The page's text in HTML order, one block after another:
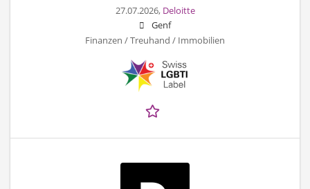
27.07.2026, Deloitte
Genf
Finanzen / Treuhand / Immobilien